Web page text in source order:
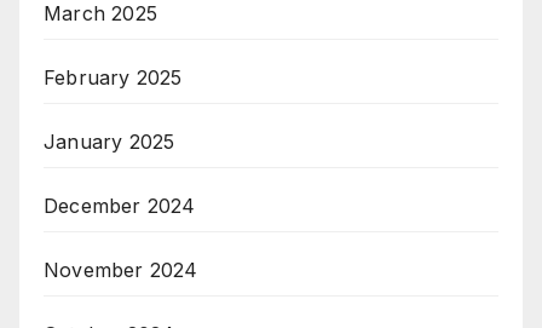
March 2025
February 2025
January 2025
December 2024
November 2024